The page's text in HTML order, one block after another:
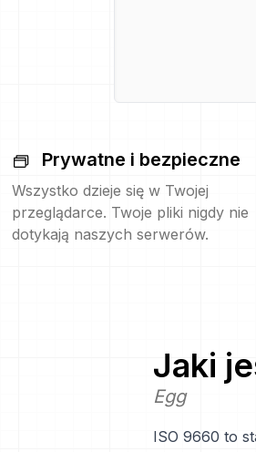
Prywatne i bezpieczne
Wszystko dzieje się w Twojej
przeglądarce. Twoje pliki nigdy nie
dotykają naszych serwerów.
Jaki
Egg
ISO 9660 to